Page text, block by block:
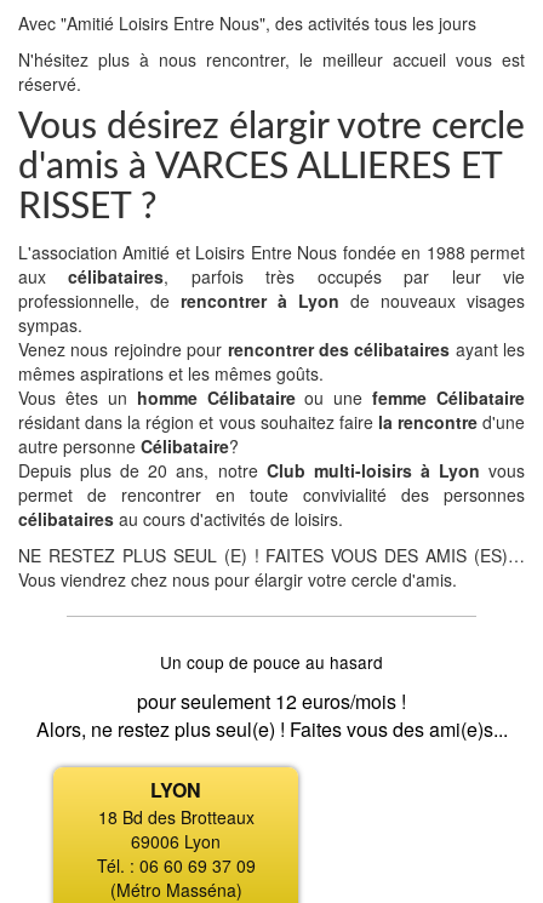
Avec "Amitié Loisirs Entre Nous", des activités tous les jours
N'hésitez plus à nous rencontrer, le meilleur accueil vous est
réservé.
Vous désirez élargir votre cercle
d'amis à VARCES ALLIERES ET
RISSET ?
L'association Amitié et Loisirs Entre Nous fondée en 1988 permet
auxcélibataires, parfois très occupés par leur vie
professionnelle, de rencontrer à Lyon de nouveaux visages
sympas.
Venez nous rejoindre pour rencontrer des célibataires ayant les
mêmes aspirations et les mêmes goûts.
Vous êtes un homme Célibataireou unefemme Célibataire
résidant dans la région et vous souhaitez faire la rencontred'une
autre personne Célibataire?
Depuis plus de 20 ans, notre Club multi-loisirs à Lyon vous
permet de rencontrer en toute convivialité des personnes
célibataires au cours d'activités de loisirs.
NE RESTEZ PLUS SEUL (E) ! FAITES VOUS DES AMIS (ES)…
Vous viendrez chez nous pour élargir votre cercle d'amis.
Un coup de pouce au hasard
pour seulement 12 euros/mois !
Alors, ne restez plus seul(e) ! Faites vous des ami(e)s...
LYON
18 Bd des Brotteaux
69006 Lyon
Tél. : 06 60 69 37 09
(Métro Masséna)